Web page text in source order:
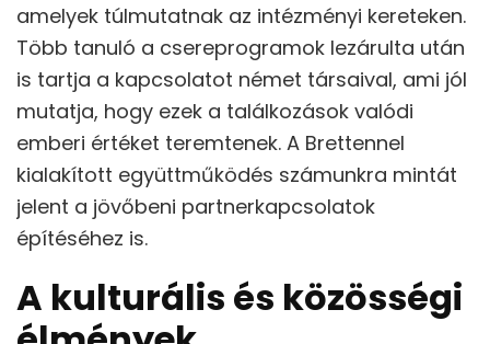
amelyek túlmutatnak az intézményi kereteken.
Több tanuló a csereprogramok lezárulta után
is tartja a kapcsolatot német társaival, ami jól
mutatja, hogy ezek a találkozások valódi
emberi értéket teremtenek. A Brettennel
kialakított együttműködés számunkra mintát
jelent a jövőbeni partnerkapcsolatok
építéséhez is.
A kulturális és közösségi